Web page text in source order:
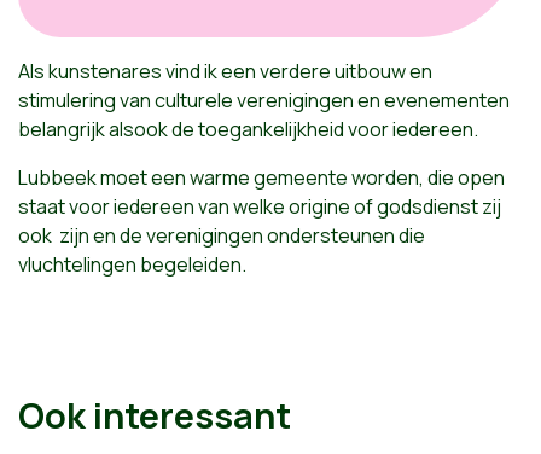
Als kunstenares vind ik een verdere uitbouw en
stimulering van culturele verenigingen en evenementen
belangrijk alsook de toegankelijkheid voor iedereen.
Lubbeek moet een warme gemeente worden, die open
staatvooriedereen van welke origine of godsdienst zij
ook zijnen de verenigingen ondersteunen die
vluchtelingen begeleiden.
Ook interessant